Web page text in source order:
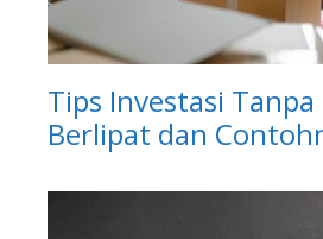
Tips Investasi
Berlipat dan